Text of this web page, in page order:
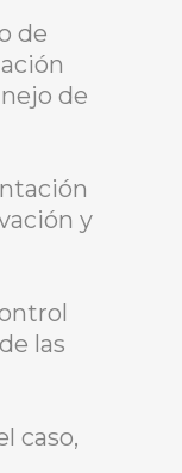
de
de
y
las
caso,